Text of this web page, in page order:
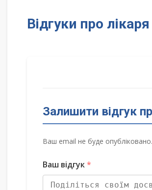
Відгуки про лікаря
Залишити відгук
Ваш email не буде
Ваш відгук*